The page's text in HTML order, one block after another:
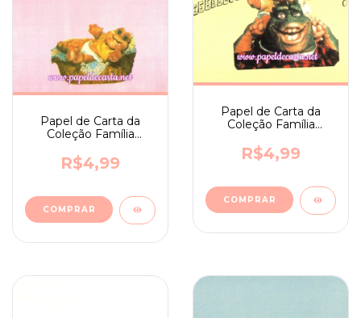
Papel de Carta da
Coleção Família
R$4,99
Papel de Carta da
Coleção Família
R$4,99